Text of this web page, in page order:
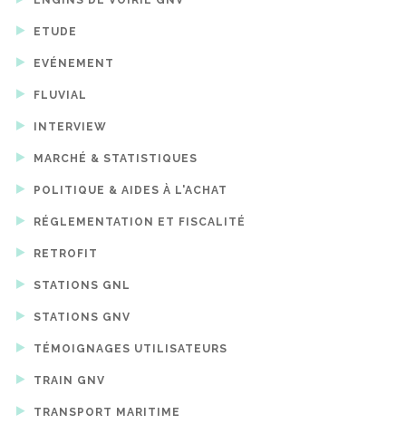
ETUDE
EVÉNEMENT
FLUVIAL
INTERVIEW
MARCHÉ & STATISTIQUES
POLITIQUE & AIDES À L'ACHAT
RÉGLEMENTATION ET FISCALITÉ
RETROFIT
STATIONS GNL
STATIONS GNV
TÉMOIGNAGES UTILISATEURS
TRAIN GNV
TRANSPORT MARITIME